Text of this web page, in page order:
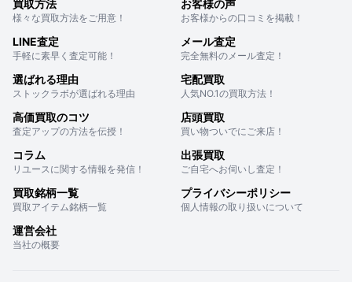
買取方法
様々な買取方法をご用意！
お客様の声
お客様からの口コミを掲載！
LINE査定
手軽に素早く査定可能！
メール査定
完全無料のメール査定！
選ばれる理由
ストックラボが選ばれる理由
宅配買取
人気NO.1の買取方法！
高価買取のコツ
査定アップの方法を伝授！
店頭買取
買い物ついでにご来店！
コラム
リユースに関する情報を発信！
出張買取
ご自宅へお伺いし査定！
買取銘柄一覧
買取アイテム銘柄一覧
プライバシーポリシー
個人情報の取り扱いについて
運営会社
当社の概要